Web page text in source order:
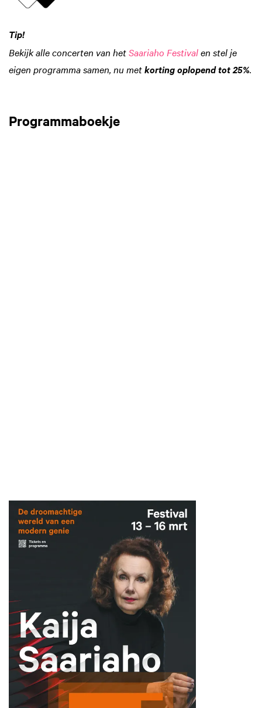
Tip!
Bekijk alle concerten van hetSaariaho Festivalen stel je
eigen programma samen, nu met korting oplopend tot 25%.
Programmaboekje
Inzoomen